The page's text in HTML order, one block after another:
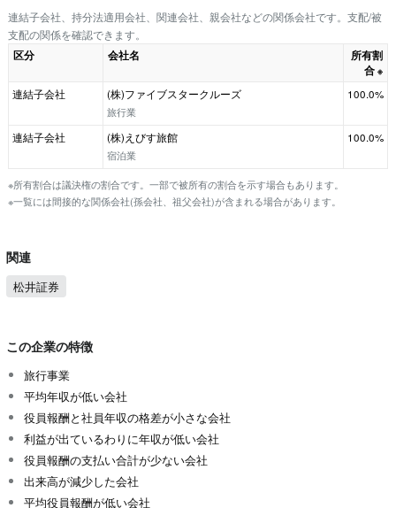
連結子会社、持分法適用会社、関連会社、親会社などの関係会社です。支配/被
支配の関係を確認できます。
区分 会社名
所有割
合 ※
連結子会社
(株)ファイブスタークルーズ
旅行業
100.0%
連結子会社
(株)えびす旅館
宿泊業
100.0%
※所有割合は議決権の割合です。一部で被所有の割合を示す場合もあります。
※一覧には間接的な関係会社(孫会社、祖父会社)が含まれる場合があります。
関連
松井証券
この企業の特徴
旅行事業
平均年収が低い会社
役員報酬と社員年収の格差が小さな会社
利益が出ているわりに年収が低い会社
役員報酬の支払い合計が少ない会社
出来高が減少した会社
平均役員報酬が低い会社